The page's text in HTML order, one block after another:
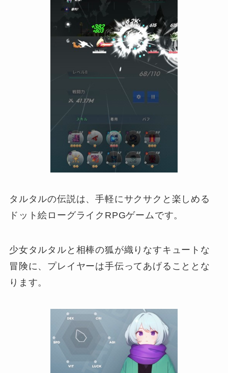
タルタルの伝説は、手軽にサクサクと楽しめる
ドット絵ローグライクRPGゲームです。
少女タルタルと相棒の狐が織りなすキュートな
冒険に、プレイヤーは手伝ってあげることとな
ります。